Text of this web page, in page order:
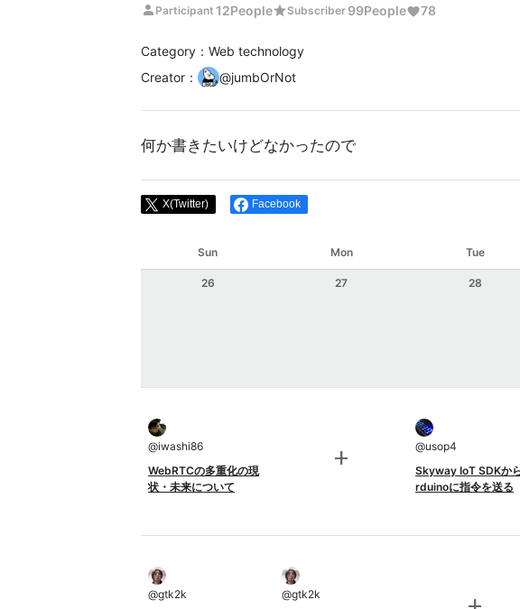
person Participant 12PeoplestarSubscriber 99People 78
Category：Web technology
Creator ： @jumbOrNot
何か書きたいけどなかったので
X(Twitter) Facebook
Sun Mon Tue
26 27 28
@iwashi86
WebRTCの多重化の現
状・未来について
add @usop4
Skyway IoT SDKか
rduinoに指令を送る
@gtk2k
@gtk2k